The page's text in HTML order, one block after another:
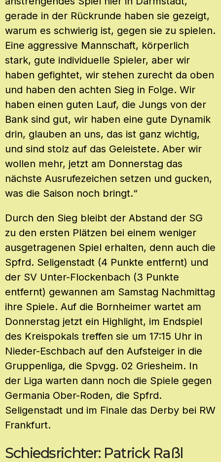
gerade in der Rückrunde haben sie gezeigt,
warum es schwierig ist, gegen sie zu spielen.
Eine aggressive Mannschaft, körperlich
stark, gute individuelle Spieler, aber wir
haben gefightet, wir stehen zurecht da oben
und haben den achten Sieg in Folge. Wir
haben einen guten Lauf, die Jungs von der
Bank sind gut, wir haben eine gute Dynamik
drin, glauben an uns, das ist ganz wichtig,
und sind stolz auf das Geleistete. Aber wir
wollen mehr, jetzt am Donnerstag das
nächste Ausrufezeichen setzen und gucken,
was die Saison noch bringt.“
Durch den Sieg bleibt der Abstand der SG
zu den ersten Plätzen bei einem weniger
ausgetragenen Spiel erhalten, denn auch die
Spfrd. Seligenstadt (4 Punkte entfernt) und
der SV Unter-Flockenbach (3 Punkte
entfernt) gewannen am Samstag Nachmittag
ihre Spiele. Auf die Bornheimer wartet am
Donnerstag jetzt ein Highlight, im Endspiel
des Kreispokals treffen sie um 17:15 Uhr in
Nieder-Eschbach auf den Aufsteiger in die
Gruppenliga, die Spvgg. 02 Griesheim. In
der Liga warten dann noch die Spiele gegen
Germania Ober-Roden, die Spfrd.
Seligenstadt und im Finale das Derby bei RW
Frankfurt.
Schiedsrichter: Patrick Raßl